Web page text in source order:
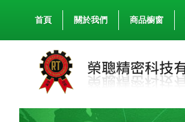
首頁 關於我們 商品櫥窗